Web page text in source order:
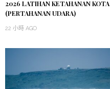
2026 LATIHAN KETAHANAN KOTA
(PERTAHANAN UDARA)
22 小時 AGO